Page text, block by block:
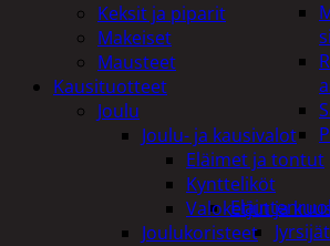
Jyrsijät
Keksit ja piparit
Makeiset
Mausteet
Kausituotteet
Joulu
Joulu- ja kausivalot
Eläimet ja tontut
Kyntteliköt
Valoketjut ja
Joulukoristeet